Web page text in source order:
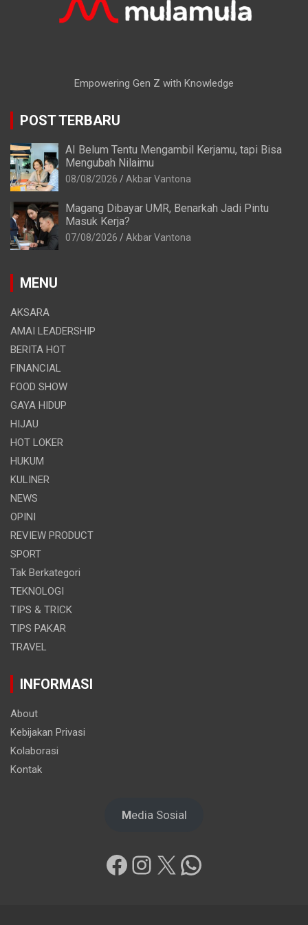
Empowering Gen Z with Knowledge
POST TERBARU
AI Belum Tentu Mengambil Kerjamu, tapi Bisa
Mengubah Nilaimu
08/08/2026 Akbar Vantona
Magang Dibayar UMR, Benarkah Jadi Pintu
Masuk Kerja?
07/08/2026 Akbar Vantona
MENU
AKSARA
AMAI LEADERSHIP
BERITA HOT
FINANCIAL
FOOD SHOW
GAYA HIDUP
HIJAU
HOT LOKER
HUKUM
KULINER
NEWS
OPINI
REVIEW PRODUCT
SPORT
Tak Berkategori
TEKNOLOGI
TIPS & TRICK
TIPS PAKAR
TRAVEL
INFORMASI
About
Kebijakan Privasi
Kolaborasi
Kontak
Media Sosial
Facebook
Instagram
X WhatsApp